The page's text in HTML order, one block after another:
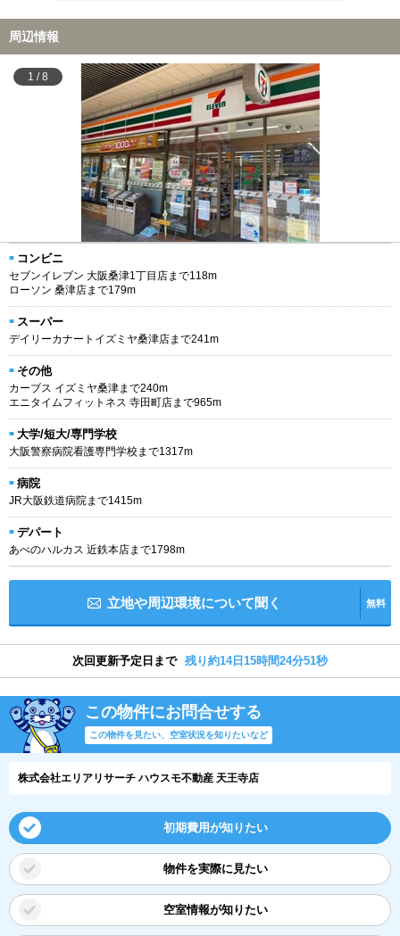
周辺情報
1 /8
コンビニ
セブンイレブン 大阪桑津1丁目店まで118m
ローソン 桑津店まで179m
スーパー
デイリーカナートイズミヤ桑津店まで241m
その他
カーブス イズミヤ桑津まで240m
エニタイムフィットネス 寺田町店まで965m
大学/短大/専門学校
大阪警察病院看護専門学校まで1317m
病院
JR大阪鉄道病院まで1415m
デパート
あべのハルカス 近鉄本店まで1798m
立地や周辺環境について聞く 無料
次回更新予定日まで 残り約14日15時間24分50秒
この物件にお問合せする
この物件を見たい、空室状況を知りたいなど
株式会社エリアリサーチ ハウスモ不動産 天王寺店
初期費用が知りたい
物件を実際に見たい
空室情報が知りたい